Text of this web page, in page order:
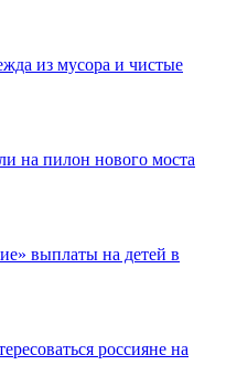
из мусора и чистые
на пилон нового моста
выплаты на детей в
россияне на